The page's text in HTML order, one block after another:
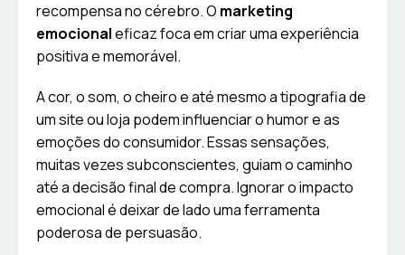
recompensa no cérebro. O marketing
emocionaleficaz foca em criar uma experiência
positiva e memorável.
A cor, o som, o cheiro e até mesmo a tipografia de
um site ou loja podem influenciar o humor e as
emoções do consumidor. Essas sensações,
muitas vezes subconscientes, guiam o caminho
até a decisão final de compra. Ignorar o impacto
emocional é deixar de lado uma ferramenta
poderosa de persuasão.